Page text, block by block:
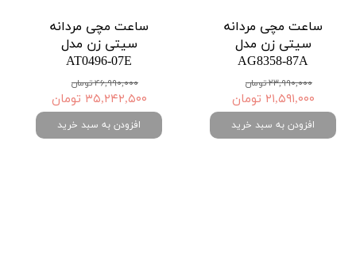
ساعت مچی مردانه
سیتی زن مدل
AG8358-87A
۲۳,۹۹۰,۰۰۰ تومان
۲۱,۵۹۱,۰۰۰ تومان
افزودن به سبد خرید
ساعت مچی مردانه
سیتی زن مدل
AT0496-07E
۴۶,۹۹۰,۰۰۰ تومان
۳۵,۲۴۲,۵۰۰ تومان
افزودن به سبد خرید